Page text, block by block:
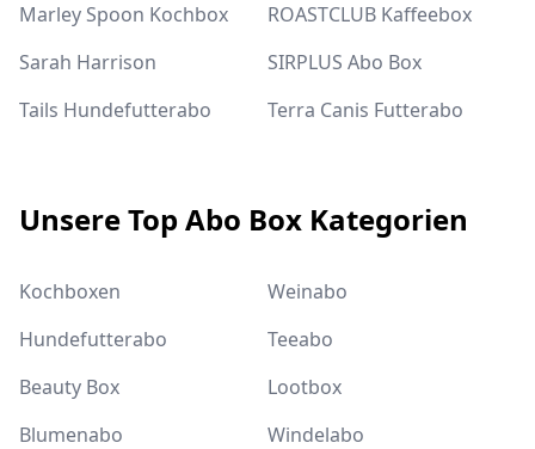
Marley Spoon Kochbox
ROASTCLUB Kaffeebox
Sarah Harrison
SIRPLUS Abo Box
Tails Hundefutterabo
Terra Canis Futterabo
Unsere Top Abo Box Kategorien
Kochboxen
Weinabo
Hundefutterabo
Teeabo
Beauty Box
Lootbox
Blumenabo
Windelabo